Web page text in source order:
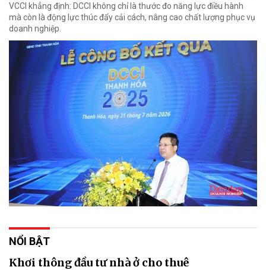
VCCI khẳng định: DCCI không chỉ là thước đo năng lực điều hành
mà còn là động lực thúc đẩy cải cách, nâng cao chất lượng phục vụ
doanh nghiệp.
NỔI BẬT
Khơi thông đầu tư nhà ở cho thuê